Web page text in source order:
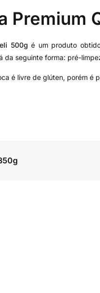
Premium
500g é um produto
da seguinte forma: pré-
é livre de glúten, porém